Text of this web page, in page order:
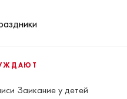
Заикание у детей